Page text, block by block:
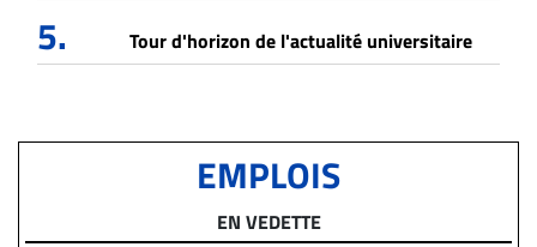
5. Tour d'horizon de l'actualité universitaire
EMPLOIS
EN VEDETTE